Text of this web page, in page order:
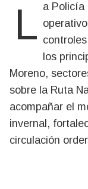
La Policía de Río Negro desplegó un amplio
los
Moreno,
sobre la Ruta
acompañar el
invernal,
circulación